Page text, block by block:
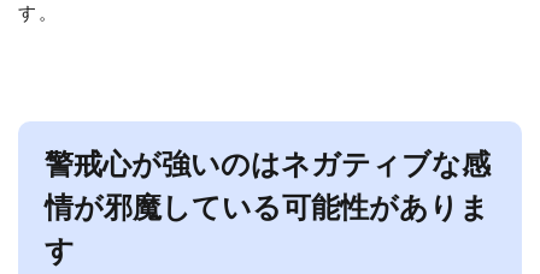
す。
警戒心が強いのはネガティブな感
情が邪魔している可能性がありま
す